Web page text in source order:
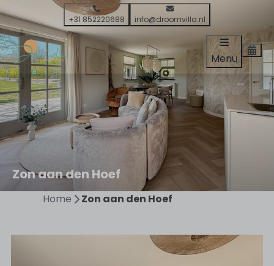
+31 852220688 info@droomvilla.nl
Menü
Zon aan den Hoef
Home Zon aan den Hoef